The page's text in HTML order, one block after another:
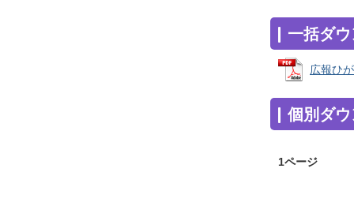
一括ダ
広報ひ
個別ダ
1ページ